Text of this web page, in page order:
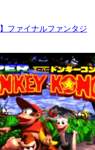
ファイナルファンタジ